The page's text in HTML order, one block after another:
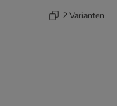
2 Varianten